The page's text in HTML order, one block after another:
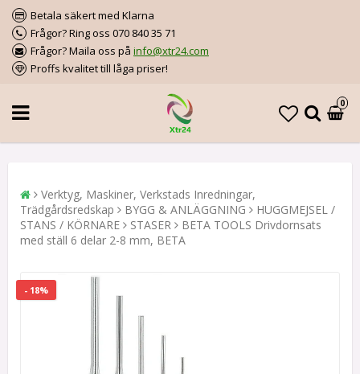
Betala säkert med Klarna
Frågor? Ring oss 070 840 35 71
Frågor? Maila oss på info@xtr24.com
Proffs kvalitet till låga priser!
0
Verktyg, Maskiner, Verkstads Inredningar,
Trädgårdsredskap
BYGG & ANLÄGGNING
HUGGMEJSEL /
STANS / KÖRNARE
STASER
BETA TOOLS Drivdornsats
med ställ 6 delar 2-8 mm, BETA
- 18%